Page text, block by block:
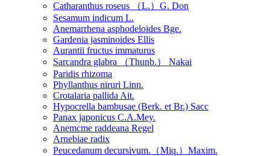
Catharanthus roseus （L.）G. Don
Sesamum indicum L.
Anemarrhena asphodeloides Bge.
Gardenia jasminoides Ellis
Aurantii fructus immaturus
Sarcandra glabra （Thunb.） Nakai
Paridis rhizoma
Phyllanthus niruri Linn.
Crotalaria pallida Ait.
Hypocrella bambusae (Berk. et Br.) Sacc
Panax japonicus C.A.Mey.
Anemcme raddeana Regel
Arnebiae radix
Peucedanum decursivum.（Miq.）Maxim.